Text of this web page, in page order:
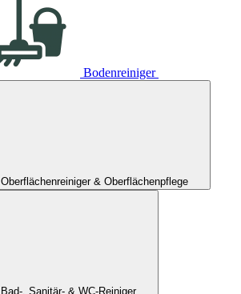
Bodenreiniger
Oberflächenreiniger & Oberflächenpflege
Bad-, Sanitär- & WC-Reiniger